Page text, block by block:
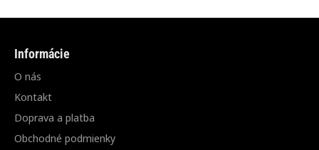
Informácie
O nás
Kontakt
Doprava a platba
Obchodné podmienky